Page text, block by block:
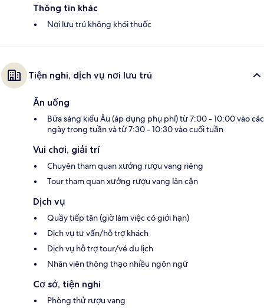
Thông tin khác
Nơi lưu trú không khói thuốc
Tiện nghi, dịch vụ nơi lưu trú
Ăn uống
Bữa sáng kiểu Âu (áp dụng phụ phí) từ 7:00 - 10:00 vào các
ngày trong tuần và từ 7:30 - 10:30 vào cuối tuần
Vui chơi, giải trí
Chuyên tham quan xưởng rượu vang riêng
Tour tham quan xưởng rượu vang lân cận
Dịch vụ
Quầy tiếp tân (giờ làm việc có giới hạn)
Dịch vụ tư vấn/hỗ trợ khách
Dịch vụ hỗ trợ tour/vé du lịch
Nhân viên thông thạo nhiều ngôn ngữ
Cơ sở, tiện nghi
Phòng thử rượu vang